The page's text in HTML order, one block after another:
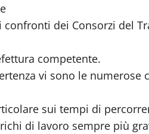
confronti dei Consorzi del
competente.
vi sono le
sui tempi di
di lavoro sempre più